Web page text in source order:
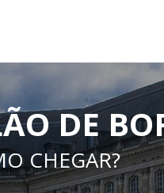
DE
CHEGAR?